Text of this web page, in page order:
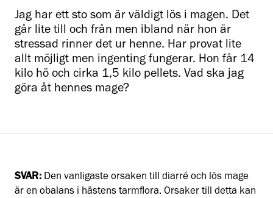
Jag har ett sto som är väldigt lös i magen. Det
går lite till och från men ibland när hon är
stressad rinner det ur henne. Har provat lite
allt möjligt men ingenting fungerar. Hon får 14
kilo hö och cirka 1,5 kilo pellets. Vad ska jag
göra åt hennes mage?
SVAR: Den vanligaste orsaken till diarré och lös mage
är en obalans i hästens tarmflora. Orsaker till detta kan